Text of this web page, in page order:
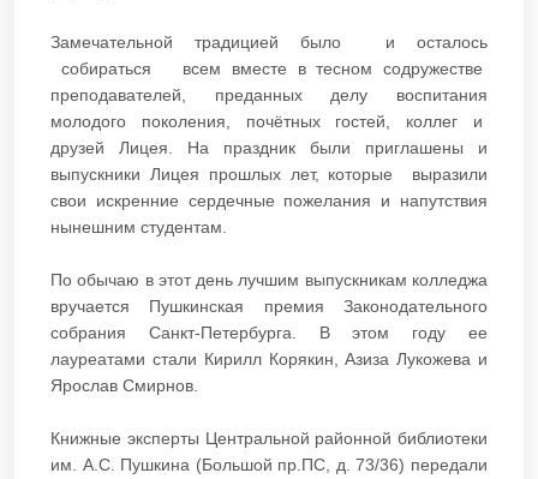
Замечательной традицией было и осталось
собираться всем вместе в тесном содружестве
преподавателей, преданных делу воспитания
молодого поколения, почётных гостей, коллег и
друзей Лицея. На праздник были приглашены и
выпускники Лицея прошлых лет, которые выразили
свои искренние сердечные пожелания и напутствия
нынешним студентам.
По обычаю в этот день лучшим выпускникам колледжа
вручается Пушкинская премия Законодательного
собрания Санкт-Петербурга. В этом году ее
лауреатами стали Кирилл Корякин, Азиза Лукожева и
Ярослав Смирнов.
Книжные эксперты Центральной районной библиотеки
им. А.С. Пушкина (Большой пр.ПС, д. 73/36) передали